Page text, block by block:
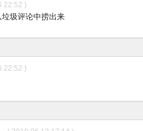
22:52 )
圾评论中捞出来
22:52 )